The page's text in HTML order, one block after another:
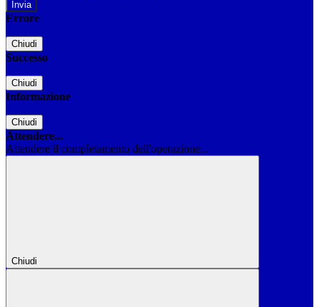
Errore
Chiudi
Successo
Chiudi
Informazione
Chiudi
Attendere...
Attendere il completamento dell'operazione...
Chiudi